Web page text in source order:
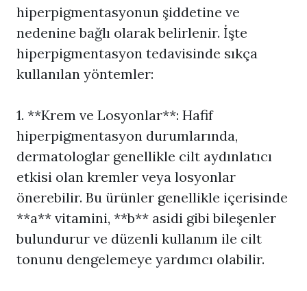
hiperpigmentasyonun şiddetine ve
nedenine bağlı olarak belirlenir. İşte
hiperpigmentasyon tedavisinde sıkça
kullanılan yöntemler:
1. **Krem ve Losyonlar**: Hafif
hiperpigmentasyon durumlarında,
dermatologlar genellikle cilt aydınlatıcı
etkisi olan kremler veya losyonlar
önerebilir. Bu ürünler genellikle içerisinde
**a** vitamini, **b** asidi gibi bileşenler
bulundurur ve düzenli kullanım ile cilt
tonunu dengelemeye yardımcı olabilir.